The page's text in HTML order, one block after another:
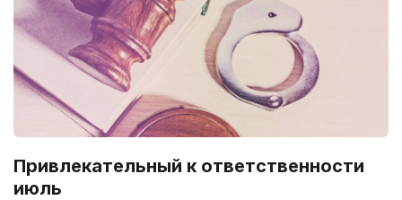
Привлекательный к ответственности
июль